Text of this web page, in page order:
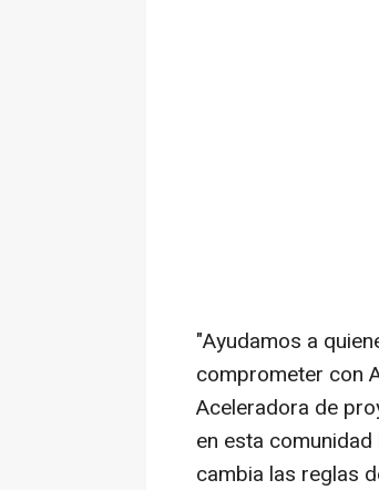
"Ayudamos a
comprometer con
Aceleradora de
en esta
cambia las reglas